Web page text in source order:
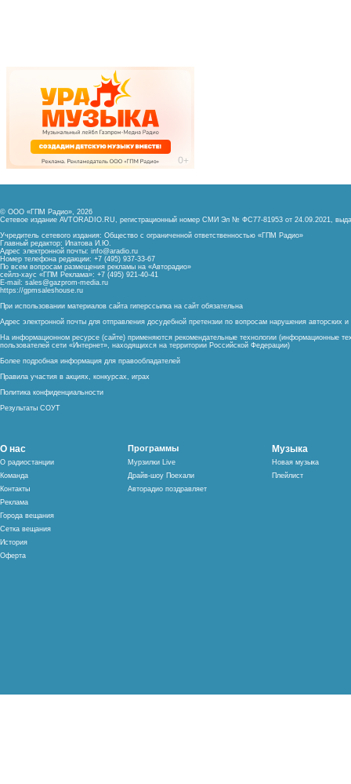
© ООО «ГПМ Радио», 2026
Сетевое издание AVTORADIO.RU, регистрационный номер СМИ Эл № ФС77-81953 от 24.09.2021,
Учредитель сетевого издания: Общество с ограниченной ответственностью «ГПМ Радио»
Главный редактор: Ипатова И.Ю.
Адрес электронной почты: info@aradio.ru
Номер телефона редакции: +7 (495) 937-33-67
По всем вопросам размещения рекламы на «Авторадио»
сейлз-хаус «ГПМ Реклама»: +7 (495) 921-40-41
E-mail: sales@gazprom-media.ru
https://gpmsaleshouse.ru
При использовании материалов сайта гиперссылка на сайт обязательна
Адрес электронной почты для отправления досудебной претензии по вопросам нарушения авторских
На информационном ресурсе (сайте) применяются рекомендательные технологии (информационные
пользователей сети «Интернет», находящихся на территории Российской Федерации)
Более подробная информация для правообладателей
Правила участия в акциях, конкурсах, играх
Политика конфиденциальности
Результаты СОУТ
О нас
О радиостанции
Команда
Контакты
Реклама
Города вещания
Сетка вещания
История
Оферта
Программы
Мурзилки Live
Драйв-шоу Поехали
Авторадио поздравляет
Музыка
Новая музыка
Плейлист